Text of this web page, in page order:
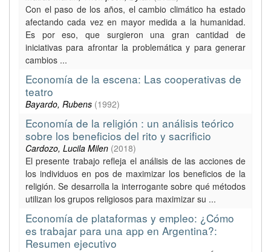
Con el paso de los años, el cambio climático ha estado
afectando cada vez en mayor medida a la humanidad.
Es por eso, que surgieron una gran cantidad de
iniciativas para afrontar la problemática y para generar
cambios ...
Economía de la escena: Las cooperativas de
teatro
Bayardo, Rubens (1992)
Economía de la religión : un análisis teórico
sobre los beneficios del rito y sacrificio
Cardozo, Lucila Milen (2018)
El presente trabajo refleja el análisis de las acciones de
los individuos en pos de maximizar los beneficios de la
religión. Se desarrolla la interrogante sobre qué métodos
utilizan los grupos religiosos para maximizar su ...
Economía de plataformas y empleo: ¿Cómo
es trabajar para una app en Argentina?:
Resumen ejecutivo